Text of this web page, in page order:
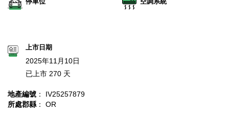
上市日期
2025年11月10日
已上市 270 天
地產編號 ： IV25257879
所處郡縣 ： OR